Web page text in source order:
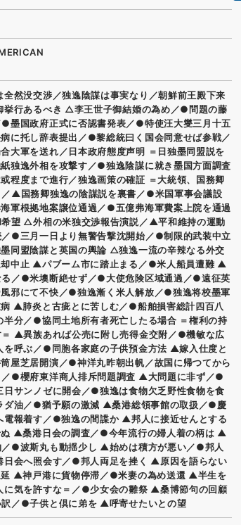
全然没交渉／独逸陰謀は事実なり／朝鮮前王殿下来
挙行あるべき △李王世子御結婚の為め／●問題の藤
墨国政府正式に否認書発表／●特使汪大燮三月十五
に托し辞表提出／●黎総統曰く国会同意せば参戦／
大軍を送れ／日本政府態度声明 ＝日独墨同盟説を
独逸外相を攻撃す／●独逸陰謀に就き墨国方面調査
程度まで進行／独逸画策の確証 ＝大統領、国務卿
／▲国務卿独逸の陰謀説を裏書／●米国軍事会議設
軍根拠地案譲位通過／●五億弗海軍費案上院を通過
希望 △外相の米独交渉報告演説／▲平和維持の運動
●三月一日より無警告撃沈開始／●制限的武装中立
同盟陰謀と英国の輿論 △独逸一流の辛辣なる外交
中止 ▲パブーム市に踏止まる／●米人船員遭難 ▲
る／●米墺断絶せず／●大使危険区域通過／●遠征英
邪にて不快／●独逸漸く米人解放／●独逸将校墨軍
▲肺炎と古疵とに苦しむ／●船舶損害総計四百八
分／●協同土地所有者死亡したる場合 ＝権利の持
▲異族あれば公売に附し売得金交附／●機敏な広
呼ぶ／●同胞各家庭の子供預金方法 ▲嫁入仕度と
屋芝居開演／●神洋丸昨朝出帆／故国に帰つてから
／●櫻府東洋商人排斥問題調査 ▲大問題に非ず／●
サンノゼに開会／●独逸は食物欠乏野性食物を食
ダ油／●猶予願の激減 ▲桑港総領事館の取扱／●慶
報着す／●独逸の間諜か ▲邦人に接近せんとする
▲桑港日会の調査／●今年流行の婦人着の柄は ▲
／●波斯丸も動揺少し ▲始めは積方が悪い／●邦人
会へ照会す／●邦人両足を挫く ▲原因を語らない
▲神戸港に貨物停滞／●米妻の為め送還 ▲半生を
に気を許すな＝／●少女会の雛祭 ▲桑博節句の回顧
／●子供と倶に弟を ▲呼寄せたいとの望